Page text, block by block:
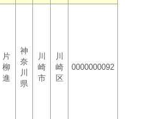
片
柳
進
神
奈
川
県
川
崎
市
川
崎
区
0000000092